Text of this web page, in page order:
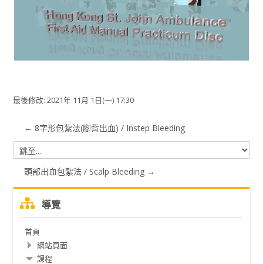
视
频
最後修改: 2021年 11月 1日(一) 17:30
← 8字形包紮法(腳背出血) / Instep Bleeding
跳
至...頭部出血包紮法 / Scalp Bleeding →
過
導覽
首頁
網站頁面
課程